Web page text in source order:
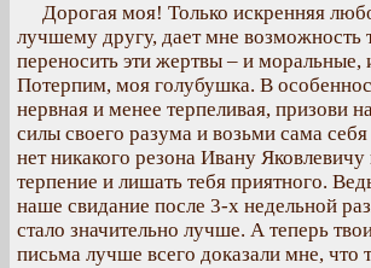
Дорогая моя! Только искренняя
лучшему другу, дает мне возможность
переносить эти жертвы – и моральные,
Потерпим, моя голубушка. В
нервная и менее терпеливая, призови
силы своего разума и возьми сама
нет никакого резона Ивану Яковлевичу
терпение и лишать тебя приятного.
наше свидание после 3-х недельной
стало значительно лучше. А теперь
письма лучше всего доказали мне, что